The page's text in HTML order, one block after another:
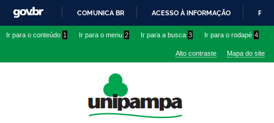
conteúdo
IR
O
COMUNICA BR ACESSO À INFORMAÇÃO
Ir para o conteúdo 1 Ir para o menu 2 Ir para a busca 3 Ir para o rodapé 4
Alto contraste Mapa do site